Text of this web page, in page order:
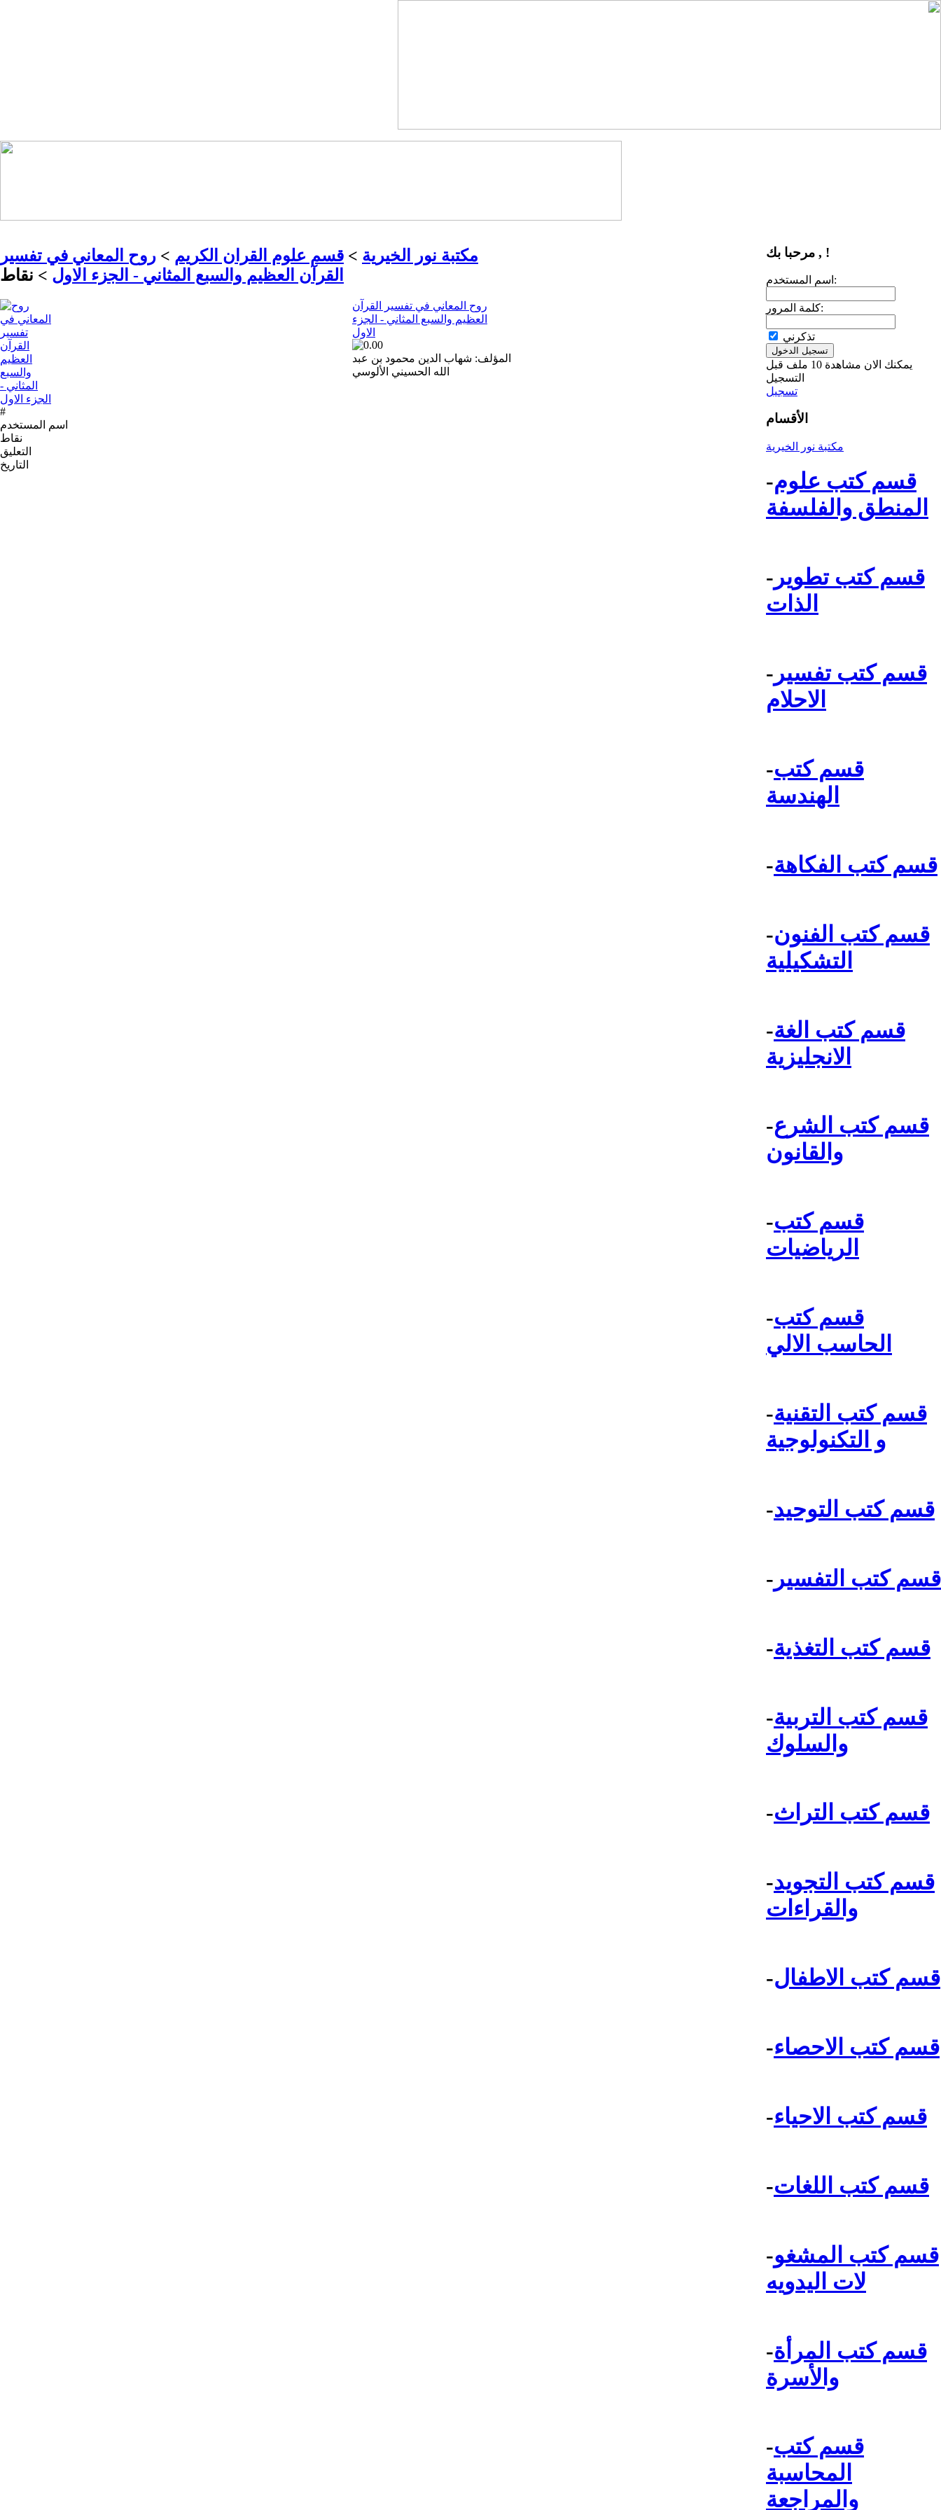
مرحبا بك , !
اسم المستخدم:
كلمة المرور:
تذكرني
يمكنك الان مشاهدة 10 ملف قبل
التسجيل
تسجيل
الأقسام
مكتبة نور الخيرية
-قسم كتب علوم
المنطق والفلسفة
- قسم كتب تطوير
الذات
- قسم كتب تفسير
الاحلام
-قسم كتب
الهندسة
-قسم كتب الفكاهة
-قسم كتب الفنون
التشكيلية
-قسم كتب الغة
الانجليزية
-قسم كتب الشرع
والقانون
-قسم كتب
الرياضيات
-قسم كتب
الحاسب الالي
-قسم كتب التقنية
و التكنولوجية
-قسم كتب التوحيد
- قسم كتب التفسير
-قسم كتب التغذية
-قسم كتب التربية
والسلوك
-قسم كتب التراث
-قسم كتب التجويد
والقراءات
-قسم كتب الاطفال
-قسم كتب الاحصاء
-قسم كتب الاحياء
-قسم كتب اللغات
-قسم كتب المشغو
لات اليدويه
-قسم كتب المرأة
والأسرة
-قسم كتب
المحاسبة
والمراجعة
مكتبة نور الخيرية > قسم علوم القران الكريم > روح المعاني في تفسير
القرآن العظيم والسبع المثاني - الجزء الاول > نقاط
روح المعاني في تفسير القرآن
العظيم والسبع المثاني - الجزء
الاول
المؤلف: شهاب الدين محمود بن عبد
الله الحسيني الألوسي
#
اسم المستخدم
نقاط
التعليق
التاريخ